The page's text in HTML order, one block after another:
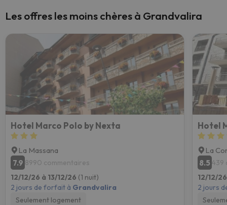
Les offres les moins chères à Grandvalira
Hotel Marco Polo by Nexta
La Massana
7.9 8990 commentaires
12/12/26 à 13/12/26 (1 nuit)
2 jours de forfait à Grandvalira
Seulement logement
Hotel
La
8.5 439
12/12/
2 jours